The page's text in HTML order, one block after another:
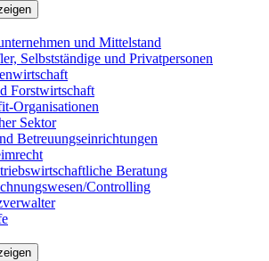
und Mittelstand
Selbstständige und Privatpersonen
Forstwirtschaft
Organisationen
Sektor
Betreuungseinrichtungen
Beratung
Controlling